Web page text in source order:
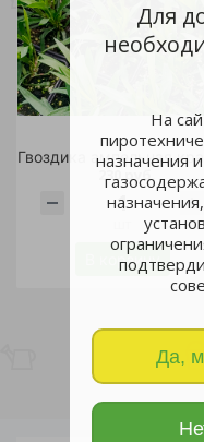
Для
На
назначения
Да,
В корзину